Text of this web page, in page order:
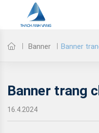
Banner Banner
Banner trang
16.4.2024